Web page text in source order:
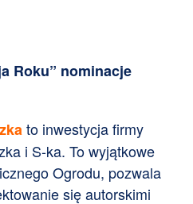
Roku” nominacje
to inwestycja firmy
i S-ka. To wyjątkowe
Ogrodu, pozwala
się autorskimi